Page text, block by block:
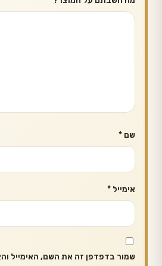
שם *
אימייל *
שמור בדפדפן זה את השם, האימייל